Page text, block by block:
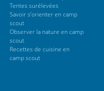
Tentes surélevées
Savoir s’orienter en camp
scout
Observer la nature en camp
scout
Recettes de cuisine en
camp scout